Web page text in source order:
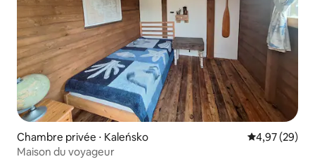
Chambre privée ⋅ Kaleńsko Évaluation
4,97 (29)
Maison du voyageur